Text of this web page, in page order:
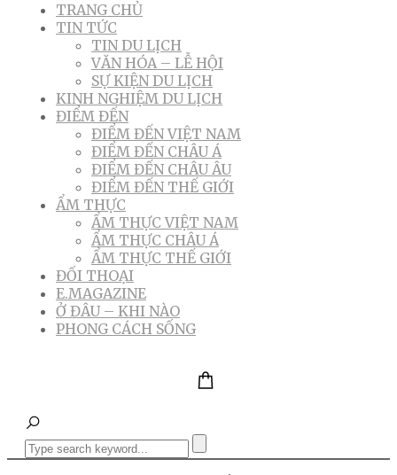
TRANG CHỦ
TIN TỨC
TIN DU LỊCH
VĂN HÓA – LỄ HỘI
SỰ KIỆN DU LỊCH
KINH NGHIỆM DU LỊCH
ĐIỂM ĐẾN
ĐIỂM ĐẾN VIỆT NAM
ĐIỂM ĐẾN CHÂU Á
ĐIỂM ĐẾN CHÂU ÂU
ĐIỂM ĐẾN THẾ GIỚI
ẨM THỰC
ẨM THỰC VIỆT NAM
ẨM THỰC CHÂU Á
ẨM THỰC THẾ GIỚI
ĐỐI THOẠI
E.MAGAZINE
Ở ĐÂU – KHI NÀO
PHONG CÁCH SỐNG